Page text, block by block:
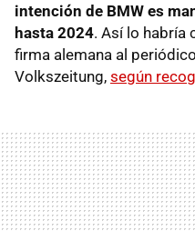
intención de BMW es
hasta 2024. Así lo habría
firma alemana al
Volkszeitung, según